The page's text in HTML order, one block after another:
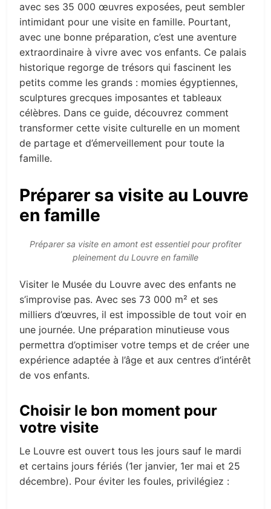
avec ses 35 000 œuvres exposées, peut sembler
intimidant pour une visite en famille. Pourtant,
avec une bonne préparation, c’est une aventure
extraordinaire à vivre avec vos enfants. Ce palais
historique regorge de trésors qui fascinent les
petits comme les grands : momies égyptiennes,
sculptures grecques imposantes et tableaux
célèbres. Dans ce guide, découvrez comment
transformer cette visite culturelle en un moment
de partage et d’émerveillement pour toute la
famille.
Préparer sa visite au Louvre
en famille
Préparer sa visite en amont est essentiel pour profiter
pleinement du Louvre en famille
Visiter le Musée du Louvre avec des enfants ne
s’improvise pas. Avec ses 73 000 m² et ses
milliers d’œuvres, il est impossible de tout voir en
une journée. Une préparation minutieuse vous
permettra d’optimiser votre temps et de créer une
expérience adaptée à l’âge et aux centres d’intérêt
de vos enfants.
Choisir le bon moment pour
votre visite
Le Louvre est ouvert tous les jours sauf le mardi
et certains jours fériés (1er janvier, 1er mai et 25
décembre). Pour éviter les foules, privilégiez :